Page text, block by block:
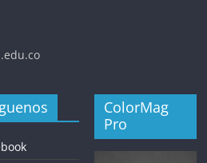
ColorMag
Pro